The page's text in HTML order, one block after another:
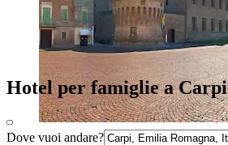
Hotel per famiglie a Carpi
Dove vuoi andare?